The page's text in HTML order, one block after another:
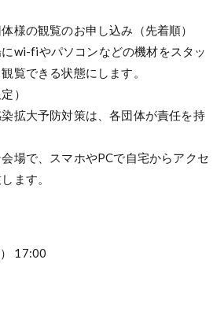
様の観覧のお申し込み（先着順）
wi-fiやパソコンなどの機材をスタッ
覧できる状態にします。
）
拡大予防対策は、各団体が責任を持
場で、スマホやPCで自宅からアクセ
ます。
17:00